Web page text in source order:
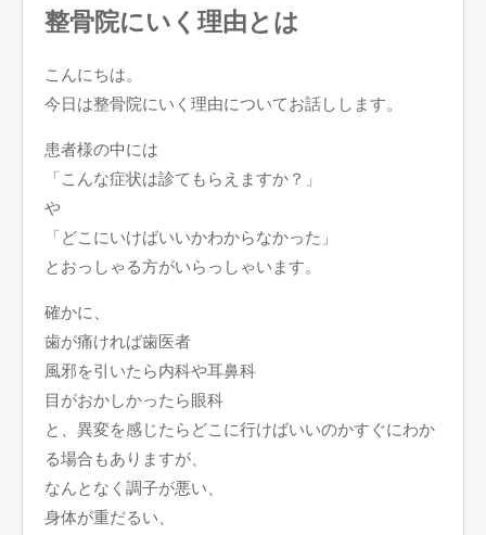
整骨院にいく理由とは
こんにちは。
今日は整骨院にいく理由についてお話しします。
患者様の中には
「こんな症状は診てもらえますか？」
や
「どこにいけばいいかわからなかった」
とおっしゃる方がいらっしゃいます。
確かに、
歯が痛ければ歯医者
風邪を引いたら内科や耳鼻科
目がおかしかったら眼科
と、異変を感じたらどこに行けばいいのかすぐにわか
る場合もありますが、
なんとなく調子が悪い、
身体が重だるい、